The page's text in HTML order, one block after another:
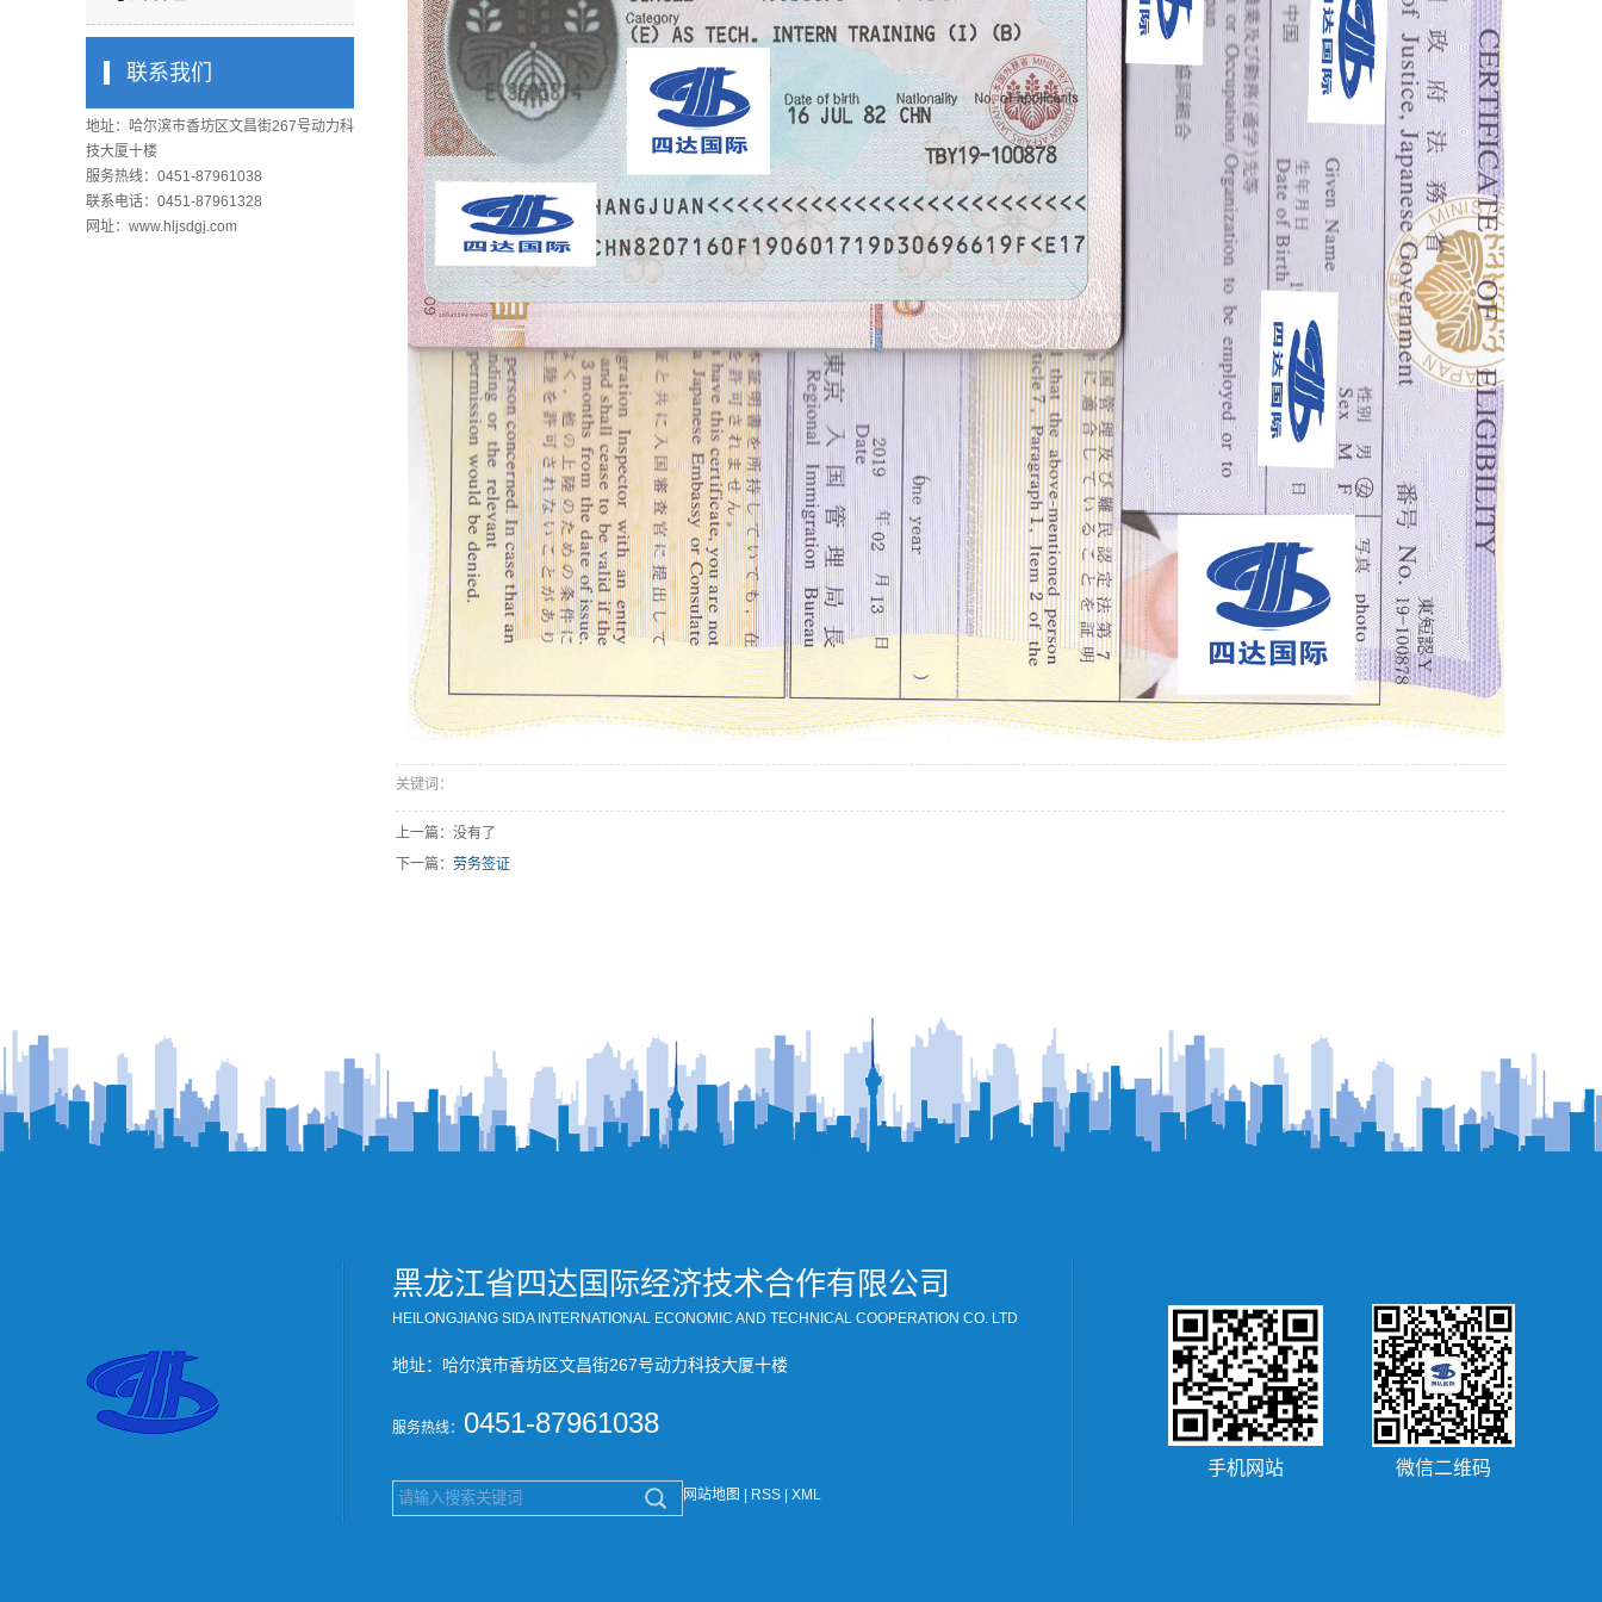
联系我们
地址：哈尔滨市香坊区文昌街267号动力科
技大厦十楼
服务热线：0451-87961038
联系电话：0451-87961328
网址：www.hljsdgj.com
关键词：
上一篇：没有了
下一篇： 劳务签证
黑龙江省四达国际经济技术合作有限公司
HEILONGJIANG SIDA INTERNATIONAL ECONOMIC AND TECHNICAL COOPERATION CO. LTD
地址：哈尔滨市香坊区文昌街267号动力科技大厦十楼
服务热线： 0451-87961038
网站地图 RSS XML
手机网站 微信二维码